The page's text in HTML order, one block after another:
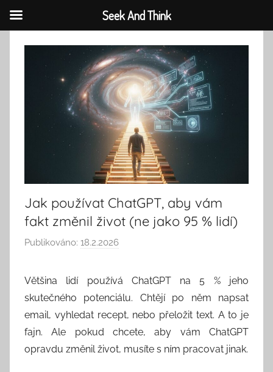
Jak používat ChatGPT, aby vám
fakt změnil život (ne jako 95 % lidí)
Publikováno: 18.2.2026
t
:
S
e
Většina lidí používá ChatGPT na 5 % jeho
skutečného potenciálu. Chtějí po něm napsat
email, vyhledat recept, nebo přeložit text. A to je
fajn. Ale pokud chcete, aby vám ChatGPT
opravdu změnil život, musíte s ním pracovat jinak.
Seek And Think